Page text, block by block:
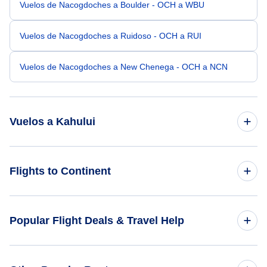
Vuelos de Nacogdoches a Boulder - OCH a WBU
Vuelos de Nacogdoches a Ruidoso - OCH a RUI
Vuelos de Nacogdoches a New Chenega - OCH a NCN
Vuelos a Kahului
Vuelos de San Antonio a Kahului - SAT a OGG
Flights to Continent
Popular Flight Deals & Travel Help